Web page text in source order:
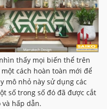
thấy mọi biến thể trên
cách hoàn toàn mới để
mô nhỏ này sử dụng các
số trong số đó đã được cắt
hấp dẫn.